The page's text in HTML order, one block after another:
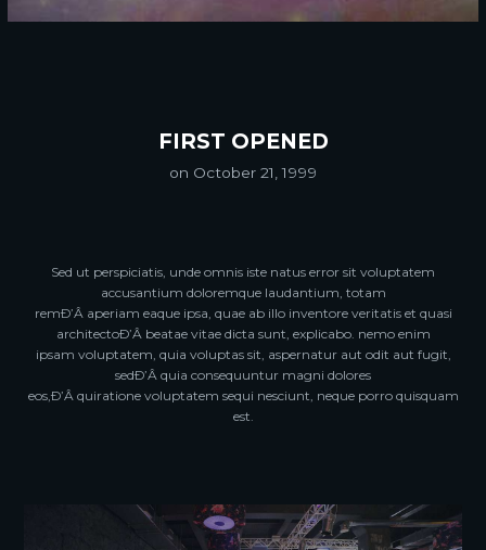
FIRST OPENED
on October 21, 1999
Sed ut perspiciatis, unde omnis iste natus error sit voluptatem
accusantium doloremque laudantium, totam
remÐ’Â aperiam eaque ipsa, quae ab illo inventore veritatis et quasi
architectoÐ’Â beatae vitae dicta sunt, explicabo. nemo enim
ipsam voluptatem, quia voluptas sit, aspernatur aut odit aut fugit,
sedÐ’Â quia consequuntur magni dolores
eos,Ð’Â quiratione voluptatem sequi nesciunt, neque porro quisquam
est.